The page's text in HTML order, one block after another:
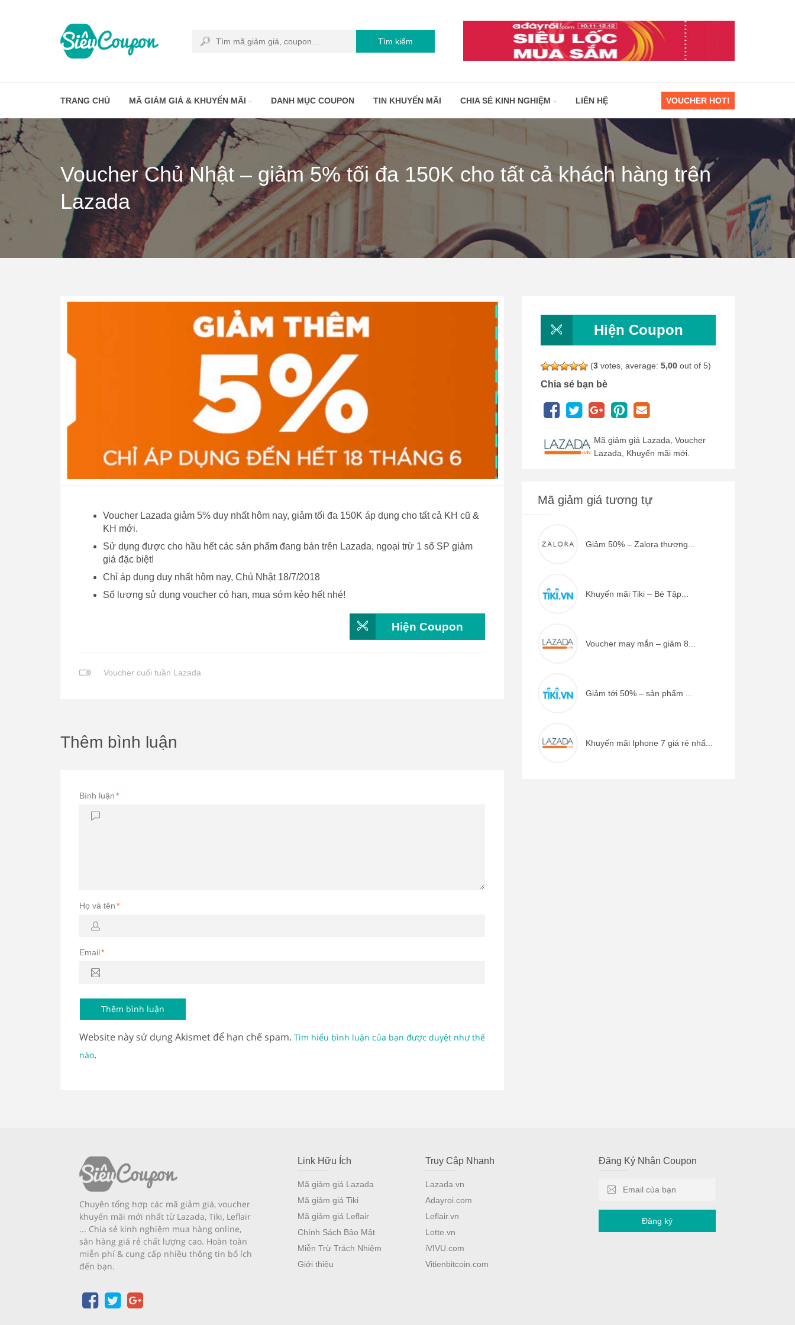
Tìm kiếm
TRANG CHỦ MÃ GIẢM GIÁ & KHUYẾN MÃI DANH MỤC COUPON TIN KHUYẾN MÃI CHIA SẺ KINH NGHIỆM LIÊN HỆ VOUCHER HOT!
Voucher Chủ Nhật – giảm 5% tối đa 150K cho tất cả khách hàng trên
Lazada
Voucher Lazada giảm 5% duy nhất hôm nay, giảm tối đa 150K áp dụng cho tất cả KH cũ &
KH mới.
Sử dụng được cho hầu hết các sản phẩm đang bán trên Lazada, ngoại trừ 1 số SP giảm
giá đặc biệt!
Chỉ áp dụng duy nhất hôm nay, Chủ Nhật 18/7/2018
Số lượng sử dụng voucher có hạn, mua sớm kẻo hết nhé!
Hiện Coupon
Voucher cuối tuần Lazada
Thêm bình luận
Bình luận*
Họ và tên*
Email*
Website này sử dụng Akismet để hạn chế spam. Tìm hiểu bình luận của bạn được duyệt như thế
nào.
Hiện Coupon
(3 votes, average: 5,00 out of 5)
Chia sẻ bạn bè
Mã giảm giá Lazada, Voucher
Lazada, Khuyến mãi mới.
Mã giảm giá tương tự
Giảm 50% – Zalora thương...
Khuyến mãi Tiki – Bé Tập...
Voucher may mắn – giảm 8...
Giảm tới 50% – sản phẩm ...
Khuyến mãi Iphone 7 giá rẻ nhấ...
Chuyên tổng hợp các mã giảm giá, voucher
khuyến mãi mới nhất từ Lazada, Tiki, Leflair
... Chia sẻ kinh nghiệm mua hàng online,
săn hàng giá rẻ chất lượng cao. Hoàn toàn
miễn phí & cung cấp nhiều thông tin bổ ích
đến bạn.
Link Hữu Ích
Mã giảm giá Lazada
Mã giảm giá Tiki
Mã giảm giá Leflair
Chính Sách Bảo Mật
Miễn Trừ Trách Nhiệm
Giới thiệu
Truy Cập Nhanh
Lazada.vn
Adayroi.com
Leflair.vn
Lotte.vn
iVIVU.com
Vitienbitcoin.com
Đăng Ký Nhận Coupon
Đăng ký